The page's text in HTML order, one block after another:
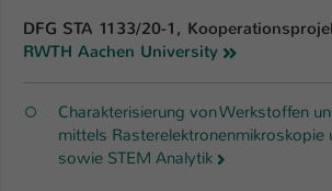
DFG STA 1133/20-1,
RWTH Aachen University
Charakterisierung von Werkstoffen
mittels Rasterelektronenmikroskopie
sowie STEM Analytik